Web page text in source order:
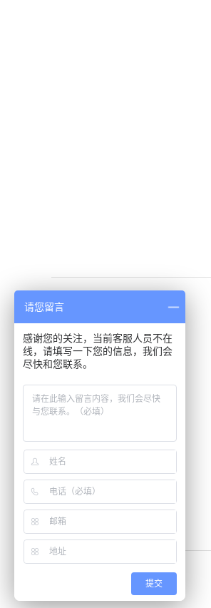
首页 关于我们
产品中心 应用案例
厂房设备 新闻中心
联系我们
请您留言
感谢您的关注，当前客服人员不在
线，请填写一下您的信息，我们会
尽快和您联系。
提交